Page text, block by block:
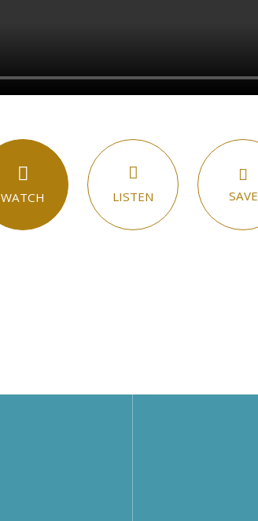
WATCH LISTEN SAVE